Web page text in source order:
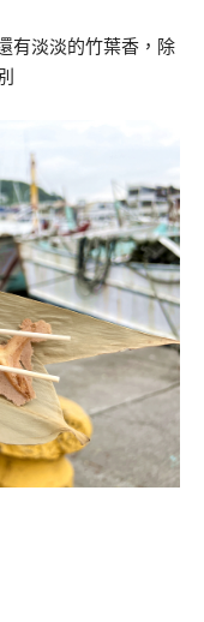
有淡淡的竹葉香，除